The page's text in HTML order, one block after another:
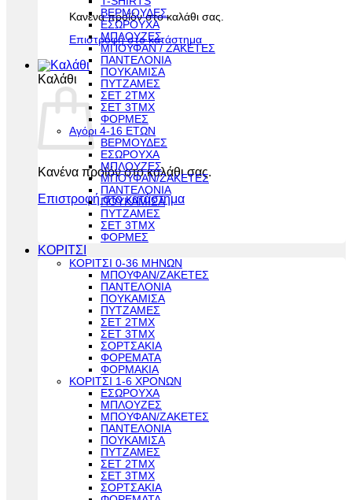
Κανένα προϊόν στο καλάθι σας.
Επιστροφή στο κατάστημα
Καλάθι
Κανένα προϊόν στο καλάθι σας.
Επιστροφή στο κατάστημα
ΒΕΡΜΟΥΔΕΣ
ΕΣΩΡΟΥΧΑ
ΜΠΛΟΥΖΕΣ
ΜΠΟΥΦΑΝ / ΖΑΚΕΤΕΣ
ΠΑΝΤΕΛΟΝΙΑ
ΠΟΥΚΑΜΙΣΑ
ΠΥΤΖΑΜΕΣ
ΣΕΤ 2ΤΜΧ
ΣΕΤ 3ΤΜΧ
ΦΟΡΜΕΣ
Αγόρι 4-16 ΕΤΩΝ
ΒΕΡΜΟΥΔΕΣ
ΕΣΩΡΟΥΧΑ
ΜΠΛΟΥΖΕΣ
ΜΠΟΥΦΑΝ/ΖΑΚΕΤΕΣ
ΠΑΝΤΕΛΟΝΙΑ
ΠΟΥΚΑΜΙΣΑ
ΠΥΤΖΑΜΕΣ
ΣΕΤ 3ΤΜΧ
ΦΟΡΜΕΣ
ΚΟΡΙΤΣΙ
ΚΟΡΙΤΣΙ 0-36 ΜΗΝΩΝ
ΜΠΟΥΦΑΝ/ΖΑΚΕΤΕΣ
ΠΑΝΤΕΛΟΝΙΑ
ΠΟΥΚΑΜΙΣΑ
ΠΥΤΖΑΜΕΣ
ΣΕΤ 2ΤΜΧ
ΣΕΤ 3ΤΜΧ
ΣΟΡΤΣΑΚΙΑ
ΦΟΡΕΜΑΤΑ
ΦΟΡΜΑΚΙΑ
ΚΟΡΙΤΣΙ 1-6 ΧΡΟΝΩΝ
ΕΣΩΡΟΥΧΑ
ΜΠΛΟΥΖΕΣ
ΜΠΟΥΦΑΝ/ΖΑΚΕΤΕΣ
ΠΑΝΤΕΛΟΝΙΑ
ΠΟΥΚΑΜΙΣΑ
ΠΥΤΖΑΜΕΣ
ΣΕΤ 2ΤΜΧ
ΣΕΤ 3ΤΜΧ
ΣΟΡΤΣΑΚΙΑ